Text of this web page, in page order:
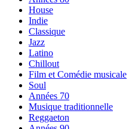
House
Indie
Classique
Jazz
Latino
Chillout
Film et Comédie musicale
Soul
Années 70
Musique traditionnelle
Reggaeton